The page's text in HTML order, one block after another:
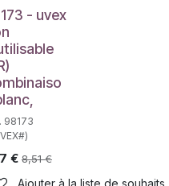
souhaits
- uvex
98173
€ 8,51€
Ajouter à la liste de souhaits